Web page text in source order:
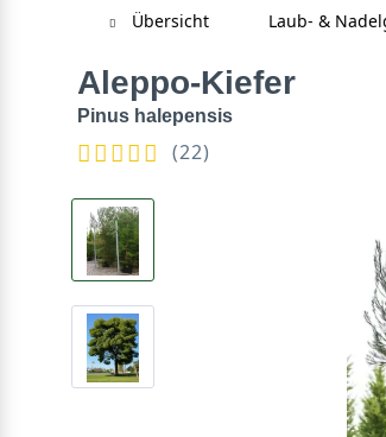
Übersicht Laub- &
Aleppo-Kiefer
Pinus halepensis
(22)